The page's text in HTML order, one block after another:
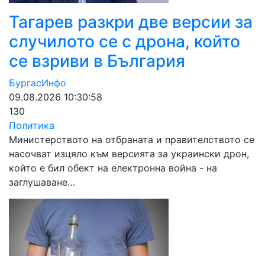
Тагарев разкри две версии за
случилото се с дрона, който
се взриви в България
БургасИнфо
09.08.2026 10:30:58
130
Политика
Министерството на отбраната и правителството се
насочват изцяло към версията за украински дрон,
който е бил обект на електронна война - на
заглушаване…